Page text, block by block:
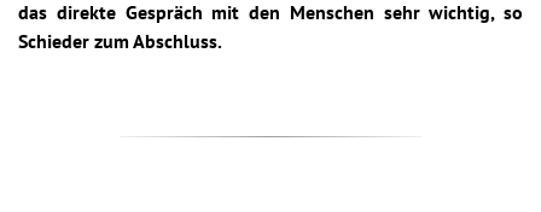
das direkte Gespräch mit den Menschen sehr wichtig, so
Schieder zum Abschluss.